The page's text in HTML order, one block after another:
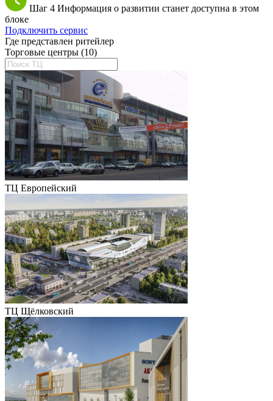
Шаг 4 Информация о развитии станет доступна в этом
блоке
Подключить сервис
Где представлен ритейлер
Торговые центры (10)
ТЦ Европейский
ТЦ Щёлковский